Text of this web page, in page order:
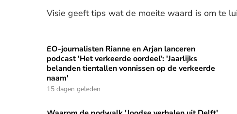
Visie geeft tips wat de moeite waard is om te
EO-journalisten Rianne en Arjan lanceren podcast
EO-journalisten Rianne en Arjan lanceren
podcast 'Het verkeerde oordeel': 'Jaarlijks
belanden tientallen vonnissen op de verkeerde
naam'
15 dagen geleden